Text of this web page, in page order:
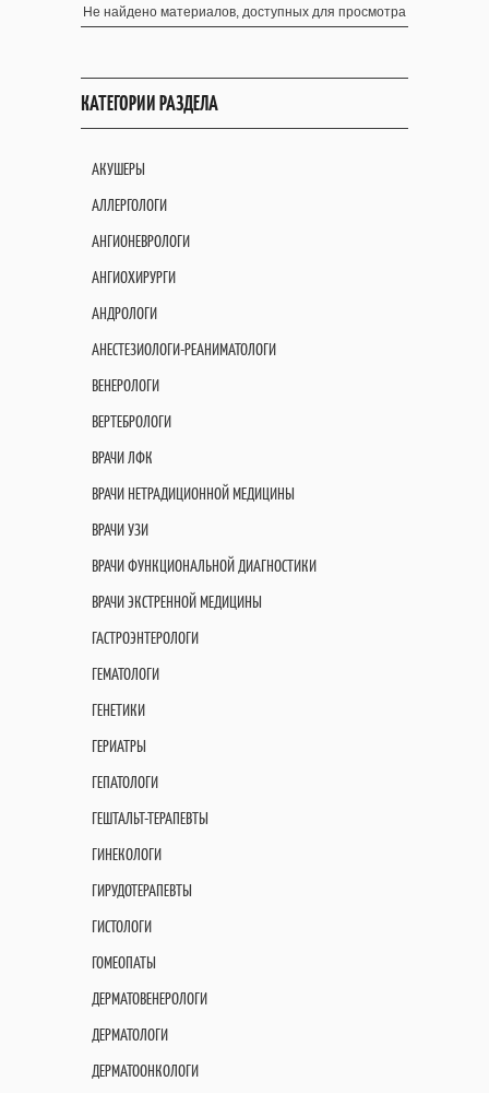
Не найдено материалов, доступных для просмотра
КАТЕГОРИИ РАЗДЕЛА
АКУШЕРЫ
АЛЛЕРГОЛОГИ
АНГИОНЕВРОЛОГИ
АНГИОХИРУРГИ
АНДРОЛОГИ
АНЕСТЕЗИОЛОГИ-РЕАНИМАТОЛОГИ
ВЕНЕРОЛОГИ
ВЕРТЕБРОЛОГИ
ВРАЧИ ЛФК
ВРАЧИ НЕТРАДИЦИОННОЙ МЕДИЦИНЫ
ВРАЧИ УЗИ
ВРАЧИ ФУНКЦИОНАЛЬНОЙ ДИАГНОСТИКИ
ВРАЧИ ЭКСТРЕННОЙ МЕДИЦИНЫ
ГАСТРОЭНТЕРОЛОГИ
ГЕМАТОЛОГИ
ГЕНЕТИКИ
ГЕРИАТРЫ
ГЕПАТОЛОГИ
ГЕШТАЛЬТ-ТЕРАПЕВТЫ
ГИНЕКОЛОГИ
ГИРУДОТЕРАПЕВТЫ
ГИСТОЛОГИ
ГОМЕОПАТЫ
ДЕРМАТОВЕНЕРОЛОГИ
ДЕРМАТОЛОГИ
ДЕРМАТООНКОЛОГИ